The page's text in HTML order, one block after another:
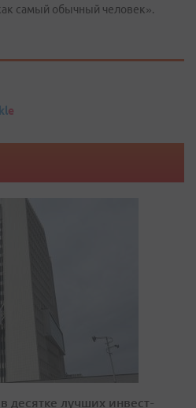
самый обычный человек».
e
десятке лучших инвест-